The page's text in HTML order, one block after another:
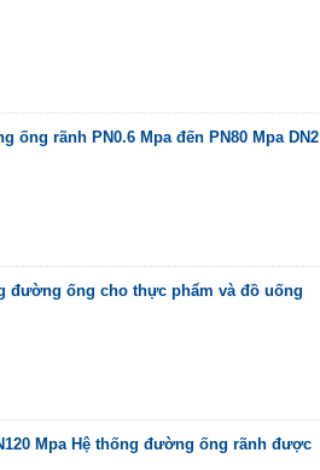
ống rãnh PN0.6 Mpa đến PN80 Mpa DN2
đường ống cho thực phẩm và đồ uống
Mpa Hệ thống đường ống rãnh được